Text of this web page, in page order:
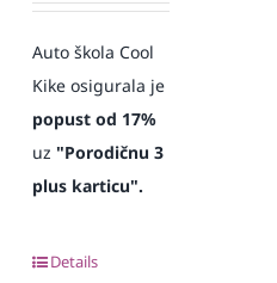
Auto škola Cool
Kike osigurala je
popust od 17%
uz"Porodičnu 3
plus karticu".
Details